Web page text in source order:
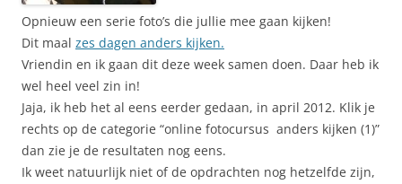
Opnieuw een serie foto’s die jullie mee gaan kijken!
Dit maal zes dagen anders kijken.
Vriendin en ik gaan dit deze week samen doen. Daar heb ik
wel heel veel zin in!
Jaja, ik heb het al eens eerder gedaan, in april 2012. Klik je
rechts op de categorie “online fotocursus anders kijken (1)”
dan zie je de resultaten nog eens.
Ik weet natuurlijk niet of de opdrachten nog hetzelfde zijn,